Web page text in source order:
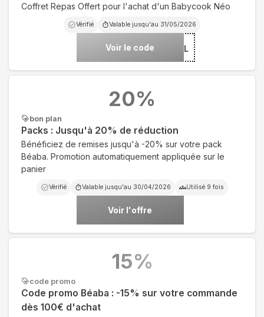
Coffret Repas Offert pour l'achat d'un Babycook Néo
Vérifié Valable jusqu'au 31/05/2026
Voir le code ***EAL
bon plan
Packs : Jusqu'à 20% de réduction
Bénéficiez de remises jusqu'à -20% sur votre pack
Béaba. Promotion automatiquement appliquée sur le
panier
Vérifié Valable jusqu'au 30/04/2026 Utilisé 9 fois
Voir l'offre
20%
code promo
Code promo Béaba : -15% sur votre commande
dès 100€ d'achat
15%